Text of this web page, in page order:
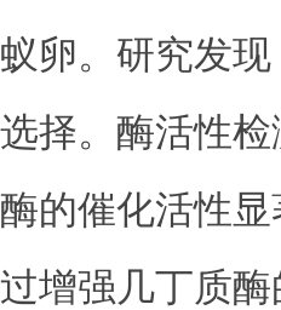
卵。研究发
择。酶活性
的催化活性
增强几丁质